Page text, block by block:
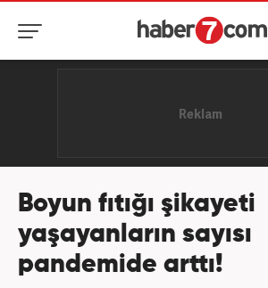
Boyun fıtığı şikayeti
yaşayanların sayısı
pandemide arttı!